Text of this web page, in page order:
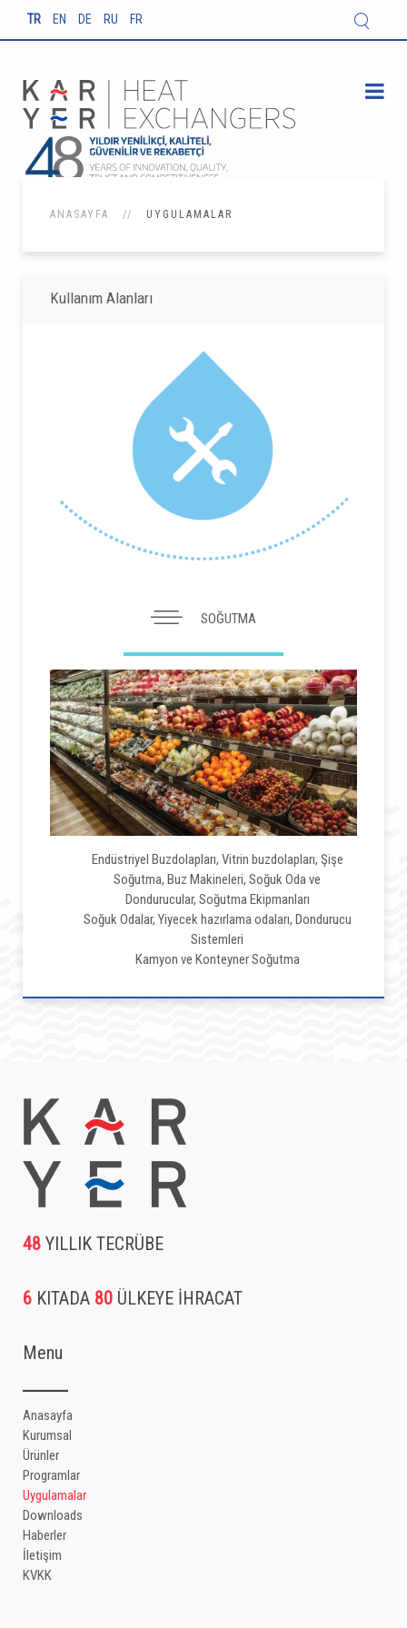
TR EN DE RU FR
ANASAYFA UYGULAMALAR
Kullanım Alanları
SOĞUTMA
Endüstriyel Buzdolapları, Vitrin buzdolapları, Şişe
Soğutma, Buz Makineleri, Soğuk Oda ve
Dondurucular, Soğutma Ekipmanları
Soğuk Odalar, Yiyecek hazırlama odaları, Dondurucu
Sistemleri
Kamyon ve Konteyner Soğutma
48 YILLIK TECRÜBE
6 KITADA 80 ÜLKEYE İHRACAT
Menu
Anasayfa
Kurumsal
Ürünler
Programlar
Uygulamalar
Downloads
Haberler
İletişim
KVKK